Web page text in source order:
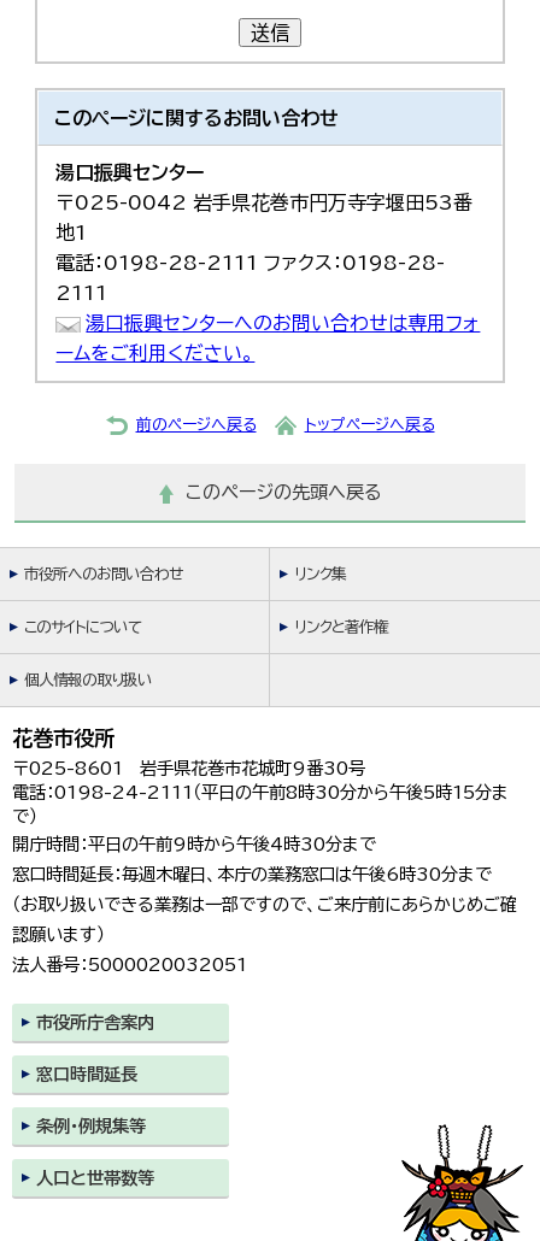
送信
このページに関するお問い合わせ
湯口振興センター
〒025-0042 岩手県花巻市円万寺字堰田53番
地1
電話：0198-28-2111 ファクス：0198-28-
2111
湯口振興センターへのお問い合わせは専用フォ
ームをご利用ください。
前のページへ戻る トップページへ戻る
このページの先頭へ戻る
市役所へのお問い合わせ リンク集
このサイトについて リンクと著作権
個人情報の取り扱い
花巻市役所
〒025-8601 岩手県花巻市花城町9番30号
電話：0198-24-2111（平日の午前8時30分から午後5時15分ま
で）
開庁時間：平日の午前9時から午後4時30分まで
窓口時間延長：毎週木曜日、本庁の業務窓口は午後6時30分まで
（お取り扱いできる業務は一部ですので、ご来庁前にあらかじめご確
認願います）
法人番号：5000020032051
市役所庁舎案内
窓口時間延長
条例・例規集等
人口と世帯数等